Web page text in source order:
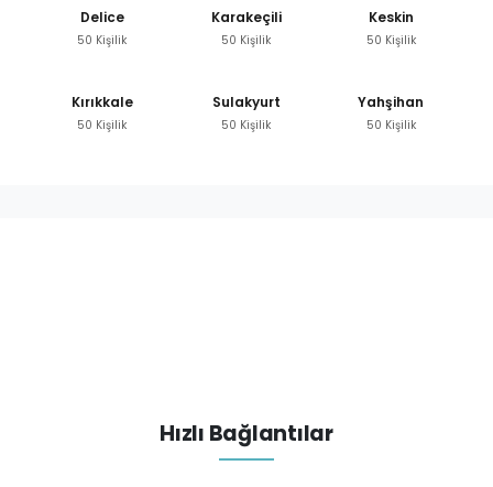
Delice
50 Kişilik
Karakeçili
50 Kişilik
Keskin
50 Kişilik
Kırıkkale
50 Kişilik
Sulakyurt
50 Kişilik
Yahşihan
50 Kişilik
Hızlı Bağlantılar